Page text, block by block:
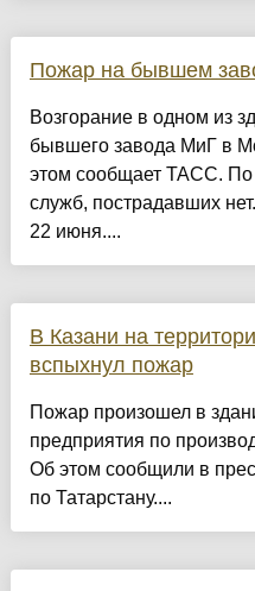
Пожар на бывшем
Возгорание в одном из
бывшего завода МиГ в
этом сообщает ТАСС.
служб, пострадавших
22 июня....
В Казани на
вспыхнул пожар
Пожар произошел в
предприятия по
Об этом сообщили в
по Татарстану....